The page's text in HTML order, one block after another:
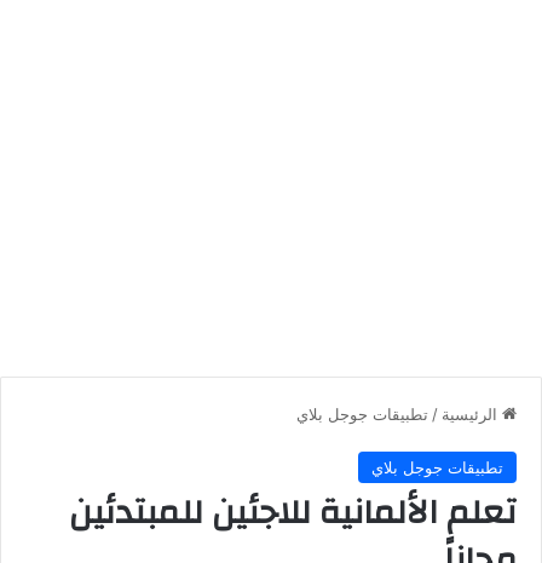
الرئيسية / تطبيقات جوجل بلاي
تطبيقات جوجل بلاي
تعلم الألمانية للاجئين للمبتدئين